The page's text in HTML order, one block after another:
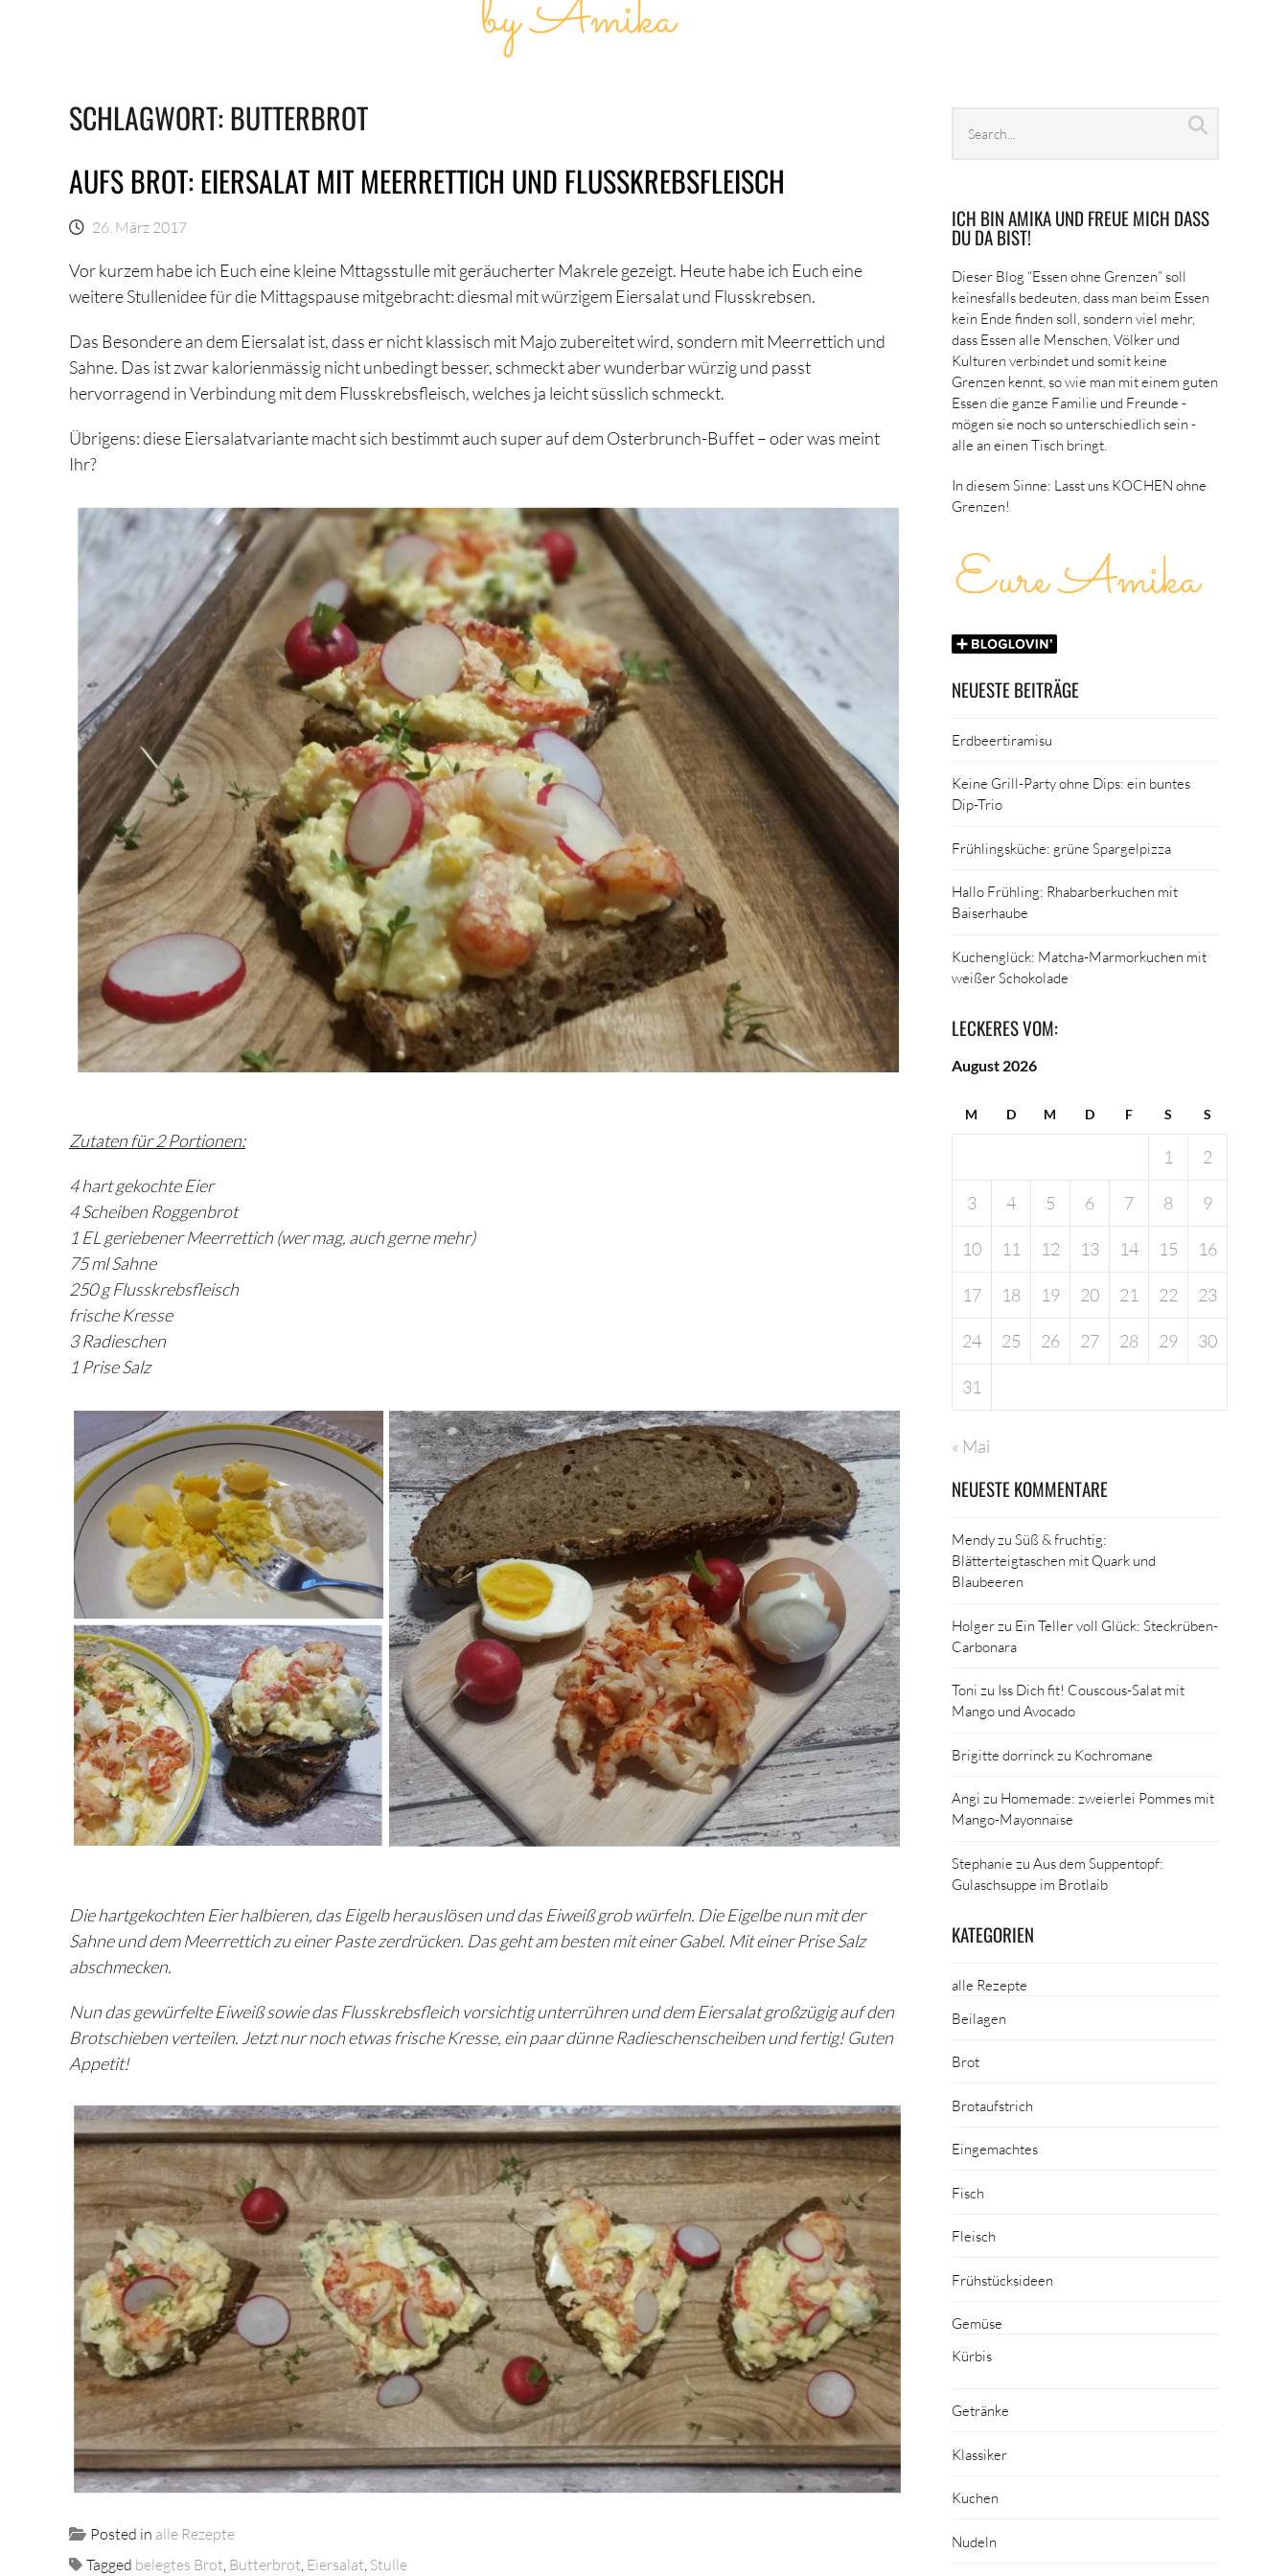
SCHLAGWORT: BUTTERBROT
AUFS BROT: EIERSALAT MIT MEERRETTICH UND FLUSSKREBSFLEISCH
26. März 2017
Vor kurzem habe ich Euch eine kleine Mttagsstulle mit geräucherter Makrele gezeigt. Heute habe ich Euch eine
weitere Stullenidee für die Mittagspause mitgebracht: diesmal mit würzigem Eiersalat und Flusskrebsen.
Das Besondere an dem Eiersalat ist, dass er nicht klassisch mit Majo zubereitet wird, sondern mit Meerrettich und
Sahne. Das ist zwar kalorienmässig nicht unbedingt besser, schmeckt aber wunderbar würzig und passt
hervorragend in Verbindung mit dem Flusskrebsfleisch, welches ja leicht süsslich schmeckt.
Übrigens: diese Eiersalatvariante macht sich bestimmt auch super auf dem Osterbrunch-Buffet – oder was meint
Ihr?
Zutaten für 2 Portionen:
4 hart gekochte Eier
4 Scheiben Roggenbrot
1 EL geriebener Meerrettich (wer mag, auch gerne mehr)
75 ml Sahne
250 g Flusskrebsfleisch
frische Kresse
3 Radieschen
1 Prise Salz
Die hartgekochten Eier halbieren, das Eigelb herauslösen und das Eiweiß grob würfeln. Die Eigelbe nun mit der
Sahne und dem Meerrettich zu einer Paste zerdrücken. Das geht am besten mit einer Gabel. Mit einer Prise Salz
abschmecken.
Nun das gewürfelte Eiweiß sowie das Flusskrebsfleich vorsichtig unterrühren und dem Eiersalat großzügig auf den
Brotschieben verteilen. Jetzt nur noch etwas frische Kresse, ein paar dünne Radieschenscheiben und fertig! Guten
Appetit!
Posted in alle Rezepte
Tagged belegtes Brot Butterbrot Eiersalat Stulle
archives
ICH BIN AMIKA UND FREUE MICH DASS
DU DA BIST!
Dieser Blog “Essen ohne Grenzen” soll
keinesfalls bedeuten, dass man beim Essen
kein Ende finden soll, sondern viel mehr,
dass Essen alle Menschen, Völker und
Kulturen verbindet und somit keine
Grenzen kennt, so wie man mit einem guten
Essen die ganze Familie und Freunde -
mögen sie noch so unterschiedlich sein -
alle an einen Tisch bringt.
In diesem Sinne: Lasst uns KOCHEN ohne
Grenzen!
NEUESTE BEITRÄGE
Erdbeertiramisu
Keine Grill-Party ohne Dips: ein buntes
Dip-Trio
Frühlingsküche: grüne Spargelpizza
Hallo Frühling: Rhabarberkuchen mit
Baiserhaube
Kuchenglück: Matcha-Marmorkuchen mit
weißer Schokolade
LECKERES VOM:
August 2026
M D M D F S S
1 2
3 4 5 6 7 8 9
10 11 12 13 14 15 16
17 18 19 20 21 22 23
24 25 26 27 28 29 30
31
« Mai
NEUESTE KOMMENTARE
MendyzuSüß & fruchtig:
Blätterteigtaschen mit Quark und
Blaubeeren
Holgerzu Ein Teller voll Glück: Steckrüben-
Carbonara
Toni zu Iss Dich fit! Couscous-Salat mit
Mango und Avocado
Brigitte dorrinckzu Kochromane
Angi zu Homemade: zweierlei Pommes mit
Mango-Mayonnaise
Stephanie zuAus dem Suppentopf:
Gulaschsuppe im Brotlaib
KATEGORIEN
alle Rezepte
Beilagen
Brot
Brotaufstrich
Eingemachtes
Fisch
Fleisch
Frühstücksideen
Gemüse
Kürbis
Getränke
Klassiker
Kuchen
Nudeln